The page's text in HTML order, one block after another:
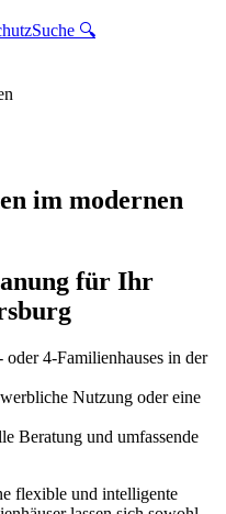
Suche 🔍
im modernen
für Ihr
oder 4-Familienhauses in der
Nutzung oder eine
Beratung und umfassende
flexible und intelligente